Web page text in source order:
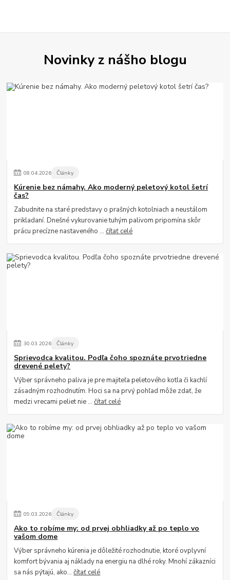
Novinky z nášho blogu
08.04.2026 Články
Kúrenie bez námahy. Ako moderný peletový kotol šetrí
čas?
Zabudnite na staré predstavy o prašných kotolniach a neustálom
prikladaní. Dnešné vykurovanie tuhým palivom pripomína skôr
prácu precízne nastaveného ...čítať celé
30.03.2026 Články
Sprievodca kvalitou. Podľa čoho spoznáte prvotriedne
drevené pelety?
Výber správneho paliva je pre majiteľa peletového kotla či kachlí
zásadným rozhodnutím. Hoci sa na prvý pohľad môže zdať, že
medzi vrecami peliet nie ...čítať celé
09.03.2026 Články
Ako to robíme my: od prvej obhliadky až po teplo vo
vašom dome
Výber správneho kúrenia je dôležité rozhodnutie, ktoré ovplyvní
komfort bývania aj náklady na energiu na dlhé roky. Mnohí zákazníci
sa nás pýtajú, ako...čítať celé